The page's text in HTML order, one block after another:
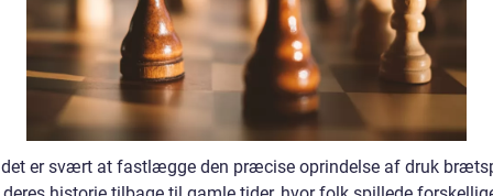
er svært at fastlægge den præcise oprindelse af druk